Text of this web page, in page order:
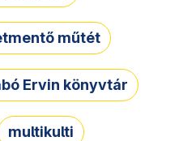
műtét
Ervin könyvtár
multikulti